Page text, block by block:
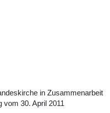
in Zusammenarbeit
vom 30. April 2011